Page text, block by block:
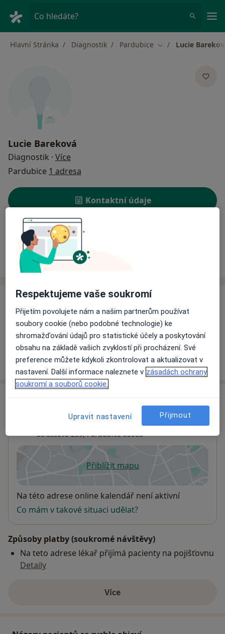
Co hledáte?
Hlavní Stránka Diagnostik Pardubice Změna města
Lucie
Lucie Bareková
Diagnostik · Více
Pardubice 1 adresa
Kontaktní údaje
Rezervovat termín
Ceník Adresy
Ceník
Informace o službách a cenách nejsou k dispozici
Tento specialista ještě nepřidával žádné informace o
svých službách.
MeDiLa spol. s r.o.
Štrossova 239, Pardubice53003
Přiblížit mapuse otevře v nové záložce
Dostupnost
Na této adrese online kalendář není aktivní
Co mám v takové situaci udělat?
Způsoby platby (soukromé návštěvy)
Na teto adrese lékař přijímá pacienty na pojišťovnu
Detaily
Víceo adrese
Respektujeme vaše soukromí
Přijetím povolujete nám a našim partnerům používat
soubory cookie (nebo podobné technologie) ke
shromažďování údajů pro statistické účely a poskytování
obsahu na základě vašich zvyklostí při procházení. Své
preference můžete kdykoli zkontrolovat a aktualizovat v
nastavení. Další informace naleznete v zásadách ochrany
soukromí a souborů cookie.
Upravit nastavení Přijmout